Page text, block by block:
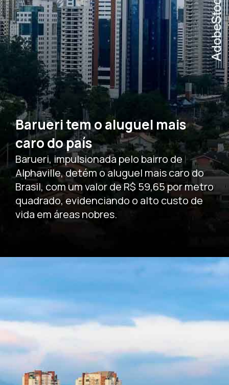
Barueri tem o aluguel mais
caro do país
Barueri, impulsionada pelo bairro de
Alphaville, detém o aluguel mais caro do
Brasil, com um valor de R$ 59,65 por metro
quadrado, evidenciando o alto custo de
vida em áreas nobres.